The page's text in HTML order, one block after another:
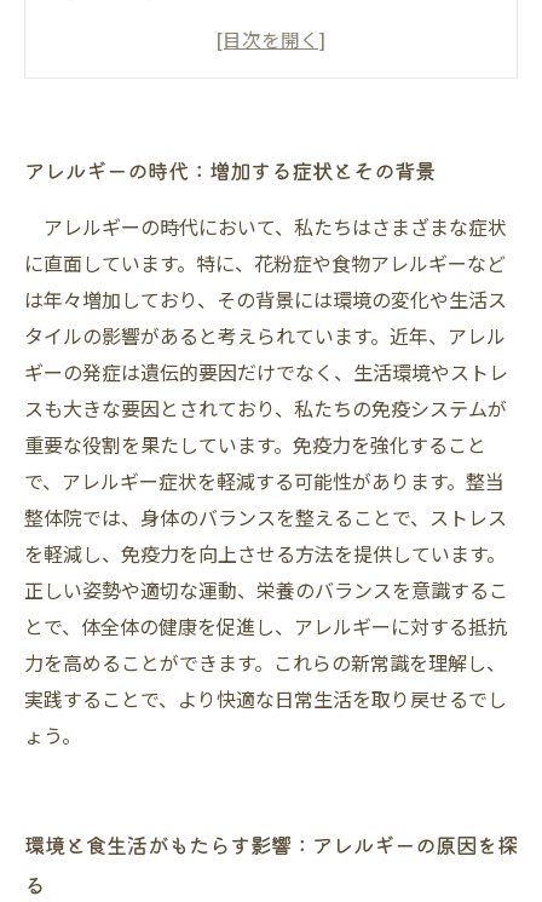
新たなアプローチ：免疫力を高めるキーとは？
免疫力向上の実践的アドバイス：あなたにでき
ること
より良い生活へ向けて：免疫力強化とアレルギ
ー軽減の未来
アレルギーの時代：増加する症状とその背景
アレルギーの時代において、私たちはさまざまな症状
に直面しています。特に、花粉症や食物アレルギーなど
は年々増加しており、その背景には環境の変化や生活ス
タイルの影響があると考えられています。近年、アレル
ギーの発症は遺伝的要因だけでなく、生活環境やストレ
スも大きな要因とされており、私たちの免疫システムが
重要な役割を果たしています。免疫力を強化すること
で、アレルギー症状を軽減する可能性があります。整当
整体院では、身体のバランスを整えることで、ストレス
を軽減し、免疫力を向上させる方法を提供しています。
正しい姿勢や適切な運動、栄養のバランスを意識するこ
とで、体全体の健康を促進し、アレルギーに対する抵抗
力を高めることができます。これらの新常識を理解し、
実践することで、より快適な日常生活を取り戻せるでし
ょう。
環境と食生活がもたらす影響：アレルギーの原因を探
る